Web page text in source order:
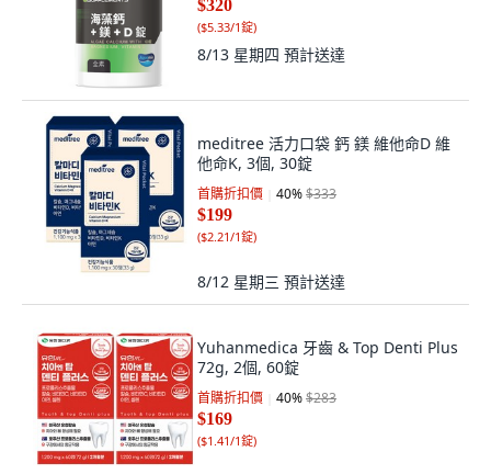
$320
($5.33/1錠)
8/13 星期四 預計送達
meditree 活力口袋 鈣 鎂 維他命D 維
他命K, 3個, 30錠
首購折扣價 40%$333
$199
($2.21/1錠)
8/12 星期三 預計送達
Yuhanmedica 牙齒 & Top Denti Plus
72g, 2個, 60錠
首購折扣價 40%$283
$169
($1.41/1錠)